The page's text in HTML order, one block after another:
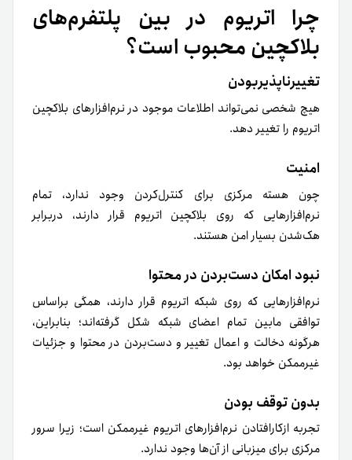
چرا اتریوم در بین پلتفرم‌‌های
بلاکچین محبوب است؟
تغییرناپذیربودن
هیچ شخصی نمی‌تواند اطلاعات موجود در نرم‌افزارهای بلاکچین
اتریوم را تغییر دهد.
امنیت
چون هسته‌ مرکزی برای کنترل‌کردن وجود ندارد، تمام
نرم‌افزارهایی که روی بلاکچین‌ اتریوم قرار دارند، در‌برابر
هک‌شدن بسیار امن هستند.
نبود امکان دست‌‌بردن در محتوا
نرم‌افزارهایی که روی شبکه اتریوم قرار دارند، همگی بر‌اساس
توافقی مابین تمام اعضای شبکه شکل گرفته‌اند؛ بنابراین،
هرگونه دخالت و اعمال تغییر و دست‌بردن در محتوا و جزئیات
غیرممکن خواهد بود.
بدون توقف بودن
تجربه‌ ازکارافتادن نرم‌افزارهای اتریوم غیرممکن است؛ زیرا سرور
مرکزی برای میزبانی از آن‌ها وجود ندارد.